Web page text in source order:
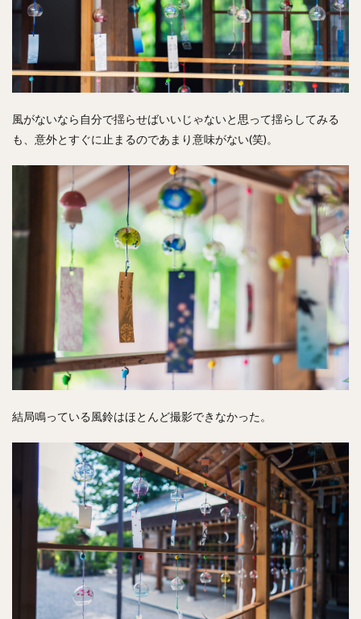
風がないなら自分で揺らせばいいじゃないと思って揺らしてみる
も、意外とすぐに止まるのであまり意味がない(笑)。
結局鳴っている風鈴はほとんど撮影できなかった。